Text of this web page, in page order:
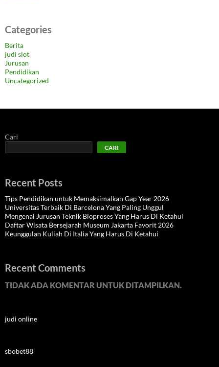
Categories
Berita
judi slot
Jurusan
Pendidikan
Uncategorized
Cari
CARI
Recent Posts
Tips Pendidikan untuk Memaksimalkan Gap Year 2026
Universitas Terbaik Di Barcelona Yang Paling Unggul
Mengenai Jurusan Teknik Bioproses Yang Harus Di Ketahui
Daftar Wisata Bersejarah Museum Jakarta Favorit 2026
Keunggulan Kuliah Di Italia Yang Harus Di Ketahui
Recent Comments
TIDAK ADA KOMENTAR UNTUK DITAMPILKAN.
judi online
sbobet88